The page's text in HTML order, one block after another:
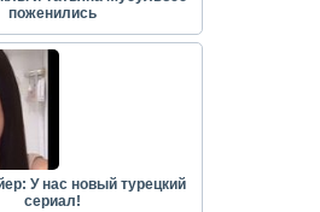
поженились
У нас новый турецкий
сериал!